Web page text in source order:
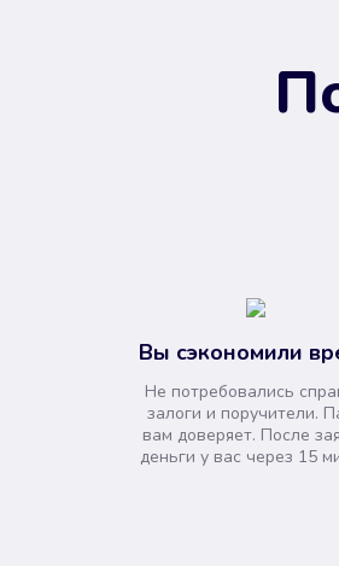
Вы сэкономили
Не потребовались
залоги и поручители.
вам доверяет. После
деньги у вас через 15